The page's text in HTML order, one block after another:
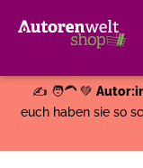
✍️ 🧑‍🦱 💚
euch haben sie so